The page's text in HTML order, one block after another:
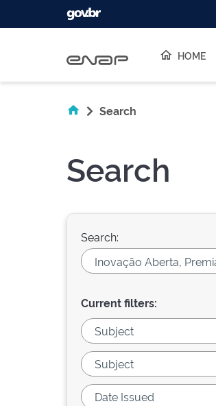
HOME
Search
Search
Search:
Current filters: